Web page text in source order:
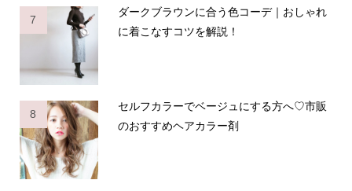
7
ダークブラウンに合う色コーデ｜おしゃれ
に着こなすコツを解説！
8
セルフカラーでベージュにする方へ♡市販
のおすすめヘアカラー剤